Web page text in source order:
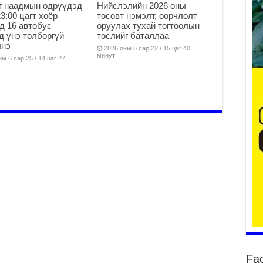
наадмын өдрүүдэд
цагт хоёр
16 автобус
үнэ төлбөргүй
6 сар 25 / 14 цаг 27
Нийслэлийн 2026 оны
төсөвт нэмэлт, өөрчлөлт
оруулах тухай тогтоолын
төслийг баталлаа
2026 оны 6 сар 22 / 15 цаг 40
минут